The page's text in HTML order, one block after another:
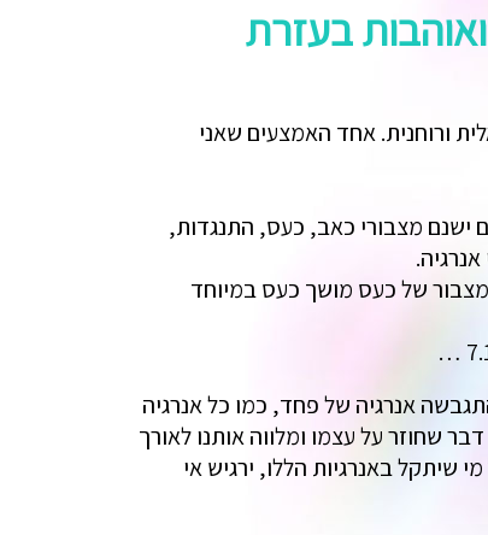
בעזרת
ורוחנית. אחד האמצעים שאני
ישנם מצבורי כאב, כעס, התנגדות,
של כעס מושך כעס במיוחד
אנרגיה של פחד, כמו כל אנרגיה
שחוזר על עצמו ומלווה אותנו לאורך
שיתקל באנרגיות הללו, ירגיש אי